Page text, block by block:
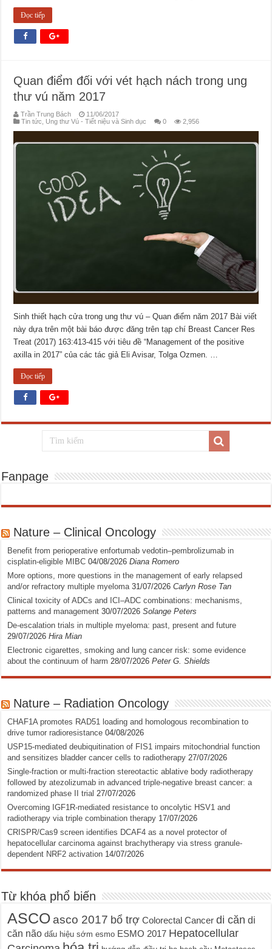
Đọc tiếp
Quan điểm đối với vét hạch nách trong ung
thư vú năm 2017
Trần Trung Bách
11/06/2017
Tin tức
Ung thư Vú - Tiết niệu và Sinh dục 0 2,956
Sinh thiết hạch cửa trong ung thư vú – Quan điểm năm 2017 Bài viết
này dựa trên một bài báo được đăng trên tạp chí Breast Cancer Res
Treat (2017) 163:413-415 với tiêu đề “Management of the positive
axilla in 2017” của các tác giả Eli Avisar, Tolga Ozmen. …
Đọc tiếp
Fanpage
Nature – Clinical Oncology
Benefit from perioperative enfortumab vedotin–pembrolizumab in
cisplatin-eligible MIBC 04/08/2026 Diana Romero
More options, more questions in the management of early relapsed
and/or refractory multiple myeloma 31/07/2026 Carlyn Rose Tan
Clinical toxicity of ADCs and ICI–ADC combinations: mechanisms,
patterns and management 30/07/2026 Solange Peters
De-escalation trials in multiple myeloma: past, present and future
29/07/2026 Hira Mian
Electronic cigarettes, smoking and lung cancer risk: some evidence
about the continuum of harm 28/07/2026 Peter G. Shields
Nature – Radiation Oncology
CHAF1A promotes RAD51 loading and homologous recombination to
drive tumor radioresistance 04/08/2026
USP15-mediated deubiquitination of FIS1 impairs mitochondrial function
and sensitizes bladder cancer cells to radiotherapy 27/07/2026
Single-fraction or multi-fraction stereotactic ablative body radiotherapy
followed by atezolizumab in advanced triple-negative breast cancer: a
randomized phase II trial 27/07/2026
Overcoming IGF1R-mediated resistance to oncolytic HSV1 and
radiotherapy via triple combination therapy 17/07/2026
CRISPR/Cas9 screen identifies DCAF4 as a novel protector of
hepatocellular carcinoma against brachytherapy via stress granule-
dependent NRF2 activation 14/07/2026
Từ khóa phổ biến
ASCO asco 2017 bổ trợ Colorectal Cancer di căn di
căn não dấu hiệu sớm esmo ESMO 2017 Hepatocellular